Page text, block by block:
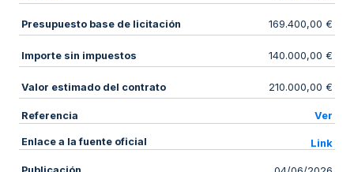
Presupuesto base de licitación 169.400,00 €
Importe sin impuestos 140.000,00 €
Valor estimado del contrato 210.000,00 €
Referencia Ver
Enlace a la fuente oficial Link